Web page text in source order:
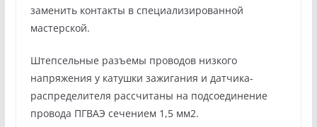
заменить контакты в специализированной
мастерской.
Штепсельные разъемы проводов низкого
напряжения у катушки зажигания и датчика-
распределителя рассчитаны на подсоединение
провода ПГВАЭ сечением 1,5 мм2.